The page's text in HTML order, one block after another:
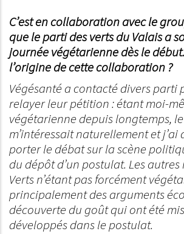
C’est en collaboration avec le
que le parti des verts du Valais a
journée végétarienne dès le
l’origine de cette collaboration ?
Végésanté a contacté divers parti
relayer leur pétition : étant moi-
végétarienne depuis longtemps,
m’intéressait naturellement et j’ai
porter le débat sur la scène
du dépôt d’un postulat. Les
Verts n’étant pas forcément
principalement des arguments
découverte du goût qui ont été
développés dans le postulat.